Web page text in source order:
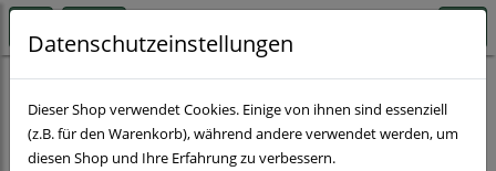
Schnellkupplungen
Datenschutzeinstellungen
Dieser Shop verwendet Cookies. Einige von ihnen sind essenziell
(z.B. für den Warenkorb), während andere verwendet werden, um
diesen Shop und Ihre Erfahrung zu verbessern.